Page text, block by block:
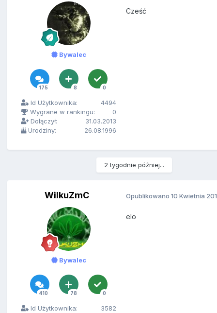
Bywalec
175 8 0
Id Użytkownika:
4494
Wygrane w rankingu:
0
Dołączył:
31.03.2013
Urodziny:
26.08.1996
Cześć
2 tygodnie później...
WilkuZmC
Bywalec
410 78 0
Id Użytkownika:
3582
Opublikowano 10 Kwietnia
elo